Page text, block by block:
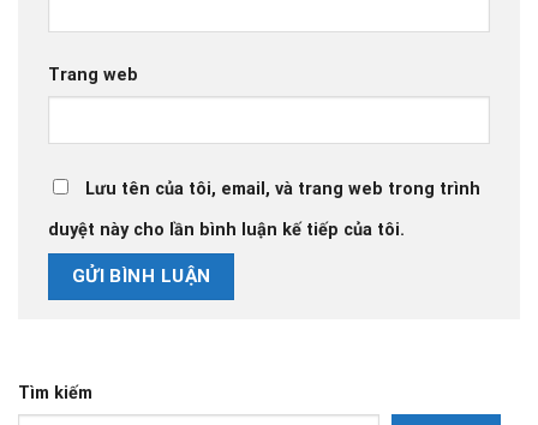
Trang web
Lưu tên của tôi, email, và trang web trong trình
duyệt này cho lần bình luận kế tiếp của tôi.
Tìm kiếm